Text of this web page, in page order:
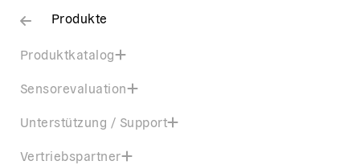
Produkte
Produktkatalog
Sensorevaluation
Unterstützung / Support
Vertriebspartner